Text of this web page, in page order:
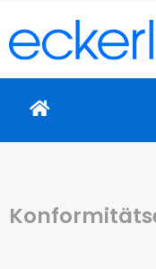
Inhalt
springen